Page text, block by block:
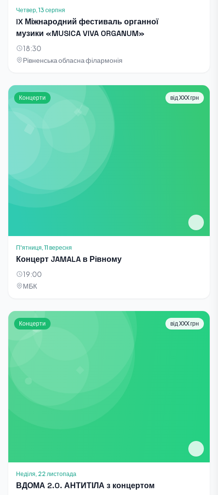
Четвер, 13 серпня
IX Міжнародний фестиваль органної
музики «MUSICA VIVA ORGANUM»
18:30
Рівненська обласна філармонія
Концерти від XXX грн
П'ятниця, 11 вересня
Концерт JAMALA в Рівному
19:00
МБК
Концерти від XXX грн
Неділя, 22 листопада
ВДОМА 2.0. АНТИТІЛА з концертом